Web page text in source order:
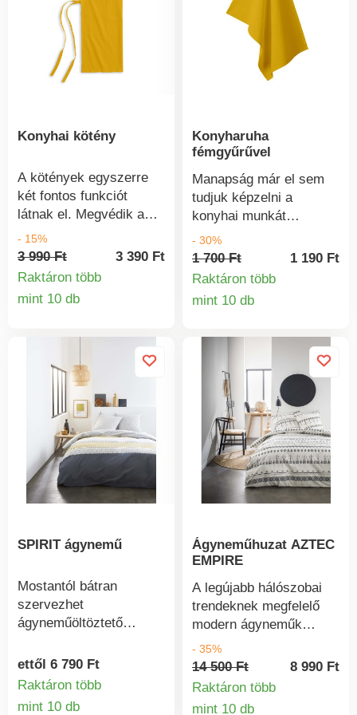
választható Kiváló
minőségű és tartós
100% poliészter Fém
dákógyűrűk
Méretek : 32 x 15 cm +
20 x 20 cm. A
készlethez ugyanilyen
mintájú konyhai kötény
és konyhai törülköző is
szett Bevarrt hurkok a
felakasztáshoz Több
szín közül választható
100% pamut.
Konyhai kötény
A kötények egyszerre
két fontos funkciót
látnak el. Megvédik a
ruháját főzés közben,
kényelmes viselet és
tisztességes. Az elejére
nagyméretű zseb van
karbantartható. A kötény
színben
összehangolható egy
mosogatórongyal és egy
azonos mintájú
sütőkesztyű- és
mosogatórongykészlettel.
7 színben kapható.
Anyaga 100% pamut.
- 15%
3 990 Ft
3 390 Ft
Raktáron több
mint 10 db
Termékinformációk
Konyharuha
fémgyűrűvel
Manapság már el sem
tudjuk képzelni a
konyhai munkát
konyharuhák nélkül.
Praktikus szerepet
töltenek be, ugyanakkor
a konyhába.
- 30%
1 700 Ft
1 190 Ft
Raktáron több
mint 10 db
SPIRIT ágynemű
Mostantól bátran
szervezhet
ágyneműöltöztető
SPIRIT ágyneműcsere
még soha nem volt ilyen
ettől 6 790 Ft
Raktáron több
mint 10 db
Ágyneműhuzat AZTEC
EMPIRE
A legújabb hálószobai
trendeknek megfelelő
modern ágyneműk
szokatlan
motívumokkal, minőségi
anyagokkal és
- 35%
14 500 Ft
8 990 Ft
Raktáron több
mint 10 db